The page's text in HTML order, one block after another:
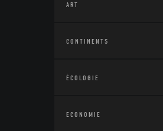
ART
CONTINENTS
ÉCOLOGIE
ECONOMIE